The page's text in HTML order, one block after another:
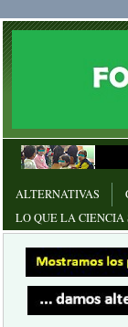
ALTERNATIVAS
LO QUE LA CIENCIA